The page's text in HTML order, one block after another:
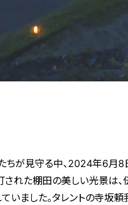
ちが見守る中、2024年6月
された棚田の美しい光景は
ました。タレントの寺坂頼